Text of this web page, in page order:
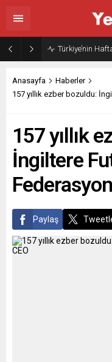
Türkiye’nin
Anasayfa
Haberler
157 yıllık ezber bozuldu:
157 yıllık
İngiltere
Paylaş